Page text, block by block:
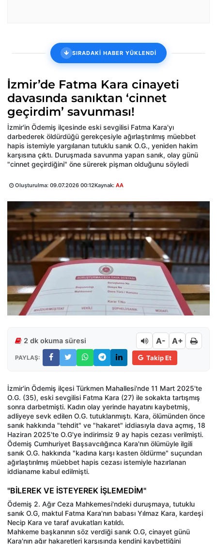
SIRADAKİ HABER YÜKLENDİ
İzmir’de Fatma Kara cinayeti
davasında sanıktan ‘cinnet
geçirdim’ savunması!
İzmir'in Ödemiş ilçesinde eski sevgilisi Fatma Kara'yı
darbederek öldürdüğü gerekçesiyle ağırlaştırılmış müebbet
hapis istemiyle yargılanan tutuklu sanık O.G., yeniden hakim
karşısına çıktı. Duruşmada savunma yapan sanık, olay günü
"cinnet geçirdiğini" öne sürerek pişman olduğunu söyledi
Oluşturulma: 09.07.2026 00:12Kaynak: AA
2 dk okuma süresi A- A+
PAYLAŞ: Takip Et
İzmir'in Ödemiş ilçesi Türkmen Mahallesi'nde 11 Mart 2025'te
O.G. (35), eski sevgilisi Fatma Kara (27) ile sokakta tartışmış
sonra darbetmişti. Kadın olay yerinde hayatını kaybetmiş,
adliyeye sevk edilen O.G. tutuklanmıştı. Kara, ölümünden önce
sanık hakkında "tehdit" ve "hakaret" iddiasıyla dava açmış, 18
Haziran 2025'te O.G'ye indirimsiz 9 ay hapis cezası verilmişti.
Ödemiş Cumhuriyet Başsavcılığınca Kara'nın ölümüyle ilgili
sanık O.G. hakkında "kadına karşı kasten öldürme" suçundan
ağırlaştırılmış müebbet hapis cezası istemiyle hazırlanan
iddianame kabul edilmişti.
"BİLEREK VE İSTEYEREK İŞLEMEDİM"
Ödemiş 2. Ağır Ceza Mahkemesi'ndeki duruşmaya, tutuklu
sanık O.G, maktul Fatma Kara'nın babası Yılmaz Kara, kardeşi
Necip Kara ve taraf avukatları katıldı.
Mahkeme başkanının söz verdiği sanık O.G, cinayet günü
Kara'nın ağır hakaretleri karşısında kendini kaybettiğini